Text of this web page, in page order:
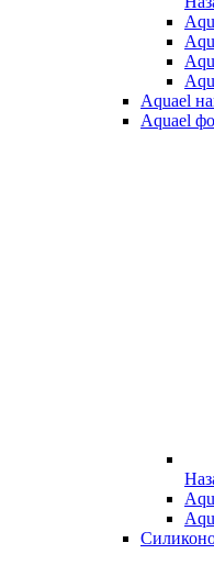
Aquael
Aquael